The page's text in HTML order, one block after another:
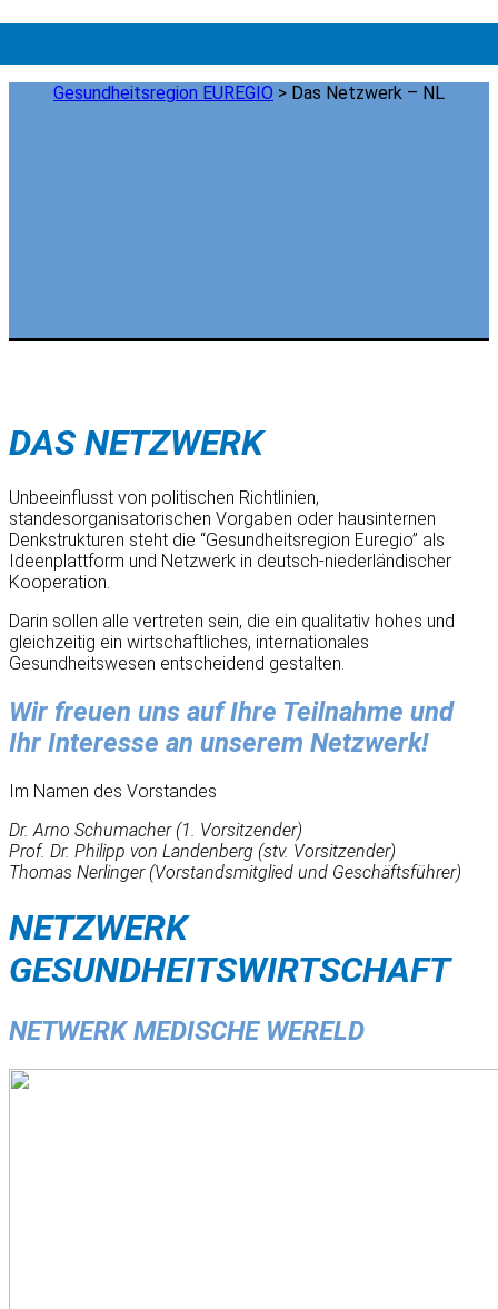
Gesundheitsregion EUREGIO > Das Netzwerk – NL
DAS NETZWERK
Unbeeinflusst von politischen Richtlinien,
standesorganisatorischen Vorgaben oder hausinternen
Denkstrukturen steht die “Gesundheitsregion Euregio” als
Ideenplattform und Netzwerk in deutsch-niederländischer
Kooperation.
Darin sollen alle vertreten sein, die ein qualitativ hohes und
gleichzeitig ein wirtschaftliches, internationales
Gesundheitswesen entscheidend gestalten.
Wir freuen uns auf Ihre Teilnahme und
Ihr Interesse an unserem Netzwerk!
Im Namen des Vorstandes
Dr. Arno Schumacher (1. Vorsitzender)
Prof. Dr. Philipp von Landenberg (stv. Vorsitzender)
Thomas Nerlinger (Vorstandsmitglied und Geschäftsführer)
NETZWERK
GESUNDHEITSWIRTSCHAFT
NETWERK MEDISCHE WERELD